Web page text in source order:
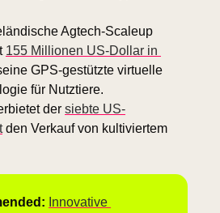
155 Millionen US-Dollar in
GPS-gestützte virtuelle
für Nutztiere.
der siebte US-
den Verkauf von kultiviertem
Innovative